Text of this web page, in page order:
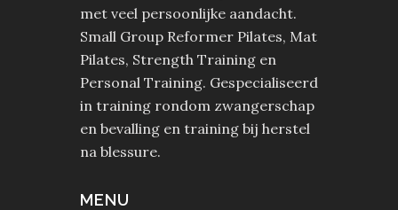
met veel persoonlijke aandacht.
Small Group Reformer Pilates, Mat
Pilates, Strength Training en
Personal Training. Gespecialiseerd
in training rondom zwangerschap
en bevalling en training bij herstel
na blessure.
MENU